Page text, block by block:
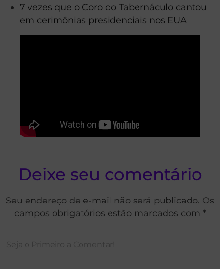
7 vezes que o Coro do Tabernáculo cantou
em cerimônias presidenciais nos EUA
Deixe seu comentário
Seu endereço de e-mail não será publicado. Os
campos obrigatórios estão marcados com *